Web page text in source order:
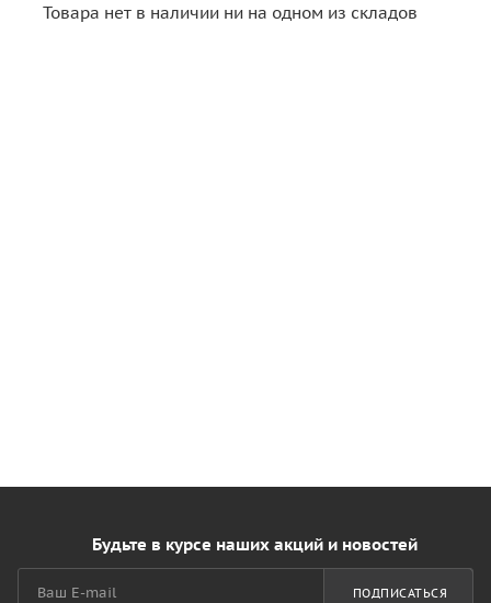
Товара нет в наличии ни на одном из складов
Будьте в курсе наших акций и новостей
ПОДПИСАТЬСЯ